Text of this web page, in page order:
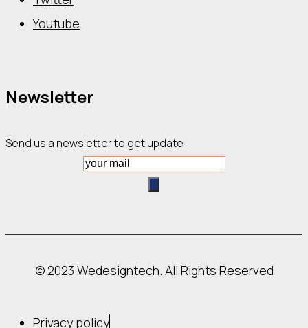
Youtube
Newsletter
Send us a newsletter to get update
© 2023 Wedesigntech. All Rights Reserved
Privacy policy